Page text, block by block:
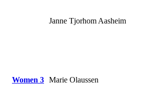
Janne Tjorhom Aasheim
Women 3 Marie Olaussen